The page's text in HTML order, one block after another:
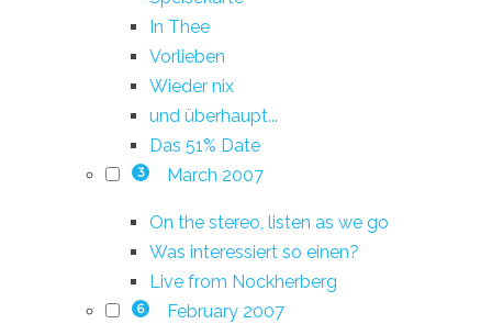
In Thee
Vorlieben
Wieder nix
und überhaupt...
Das 51% Date
3 March 2007
On the stereo, listen as we go
Was interessiert so einen?
Live from Nockherberg
6 February 2007